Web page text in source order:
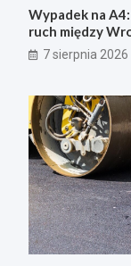
Wypadek na
ruch między
7 sierpnia 2026